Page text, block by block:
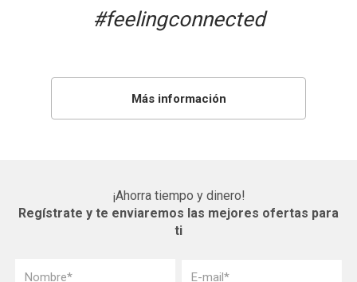
#feelingconnected
Más información
¡Ahorra tiempo y dinero!
Regístrate y te enviaremos las mejores ofertas para
ti